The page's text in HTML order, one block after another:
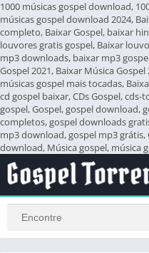
1000 músicas gospel download,
músicas gospel download 2024,
completo, Baixar Gospel, baixar
louvores gratis gospel, Baixar
mp3 downloads, baixar mp3
Gospel 2021, Baixar Música
músicas gospel mais tocadas,
cd gospel baixar, CDs Gospel,
gospel, Gospel, gospel download,
completos, gospel downloads
mp3 download, gospel mp3 grátis,
download, Música gospel, música